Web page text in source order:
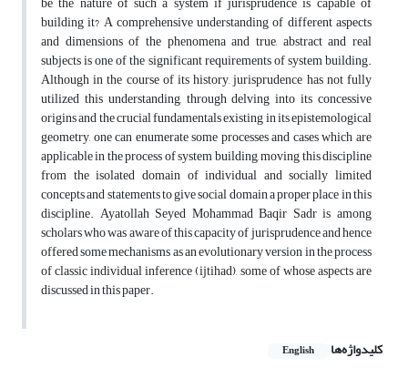
building it? A comprehensive understanding of different aspects
and dimensions of the phenomena and true, abstract and real
subjects is one of the significant requirements of system building.
Although in the course of its history, jurisprudence has not fully
utilized this understanding, through delving into its concessive
origins and the crucial fundamentals existing in its epistemological
geometry, one can enumerate some processes and cases which are
applicable in the process of system building, moving this discipline
from the isolated domain of individual and socially limited
concepts and statements to give social domain a proper place in this
discipline. Ayatollah Seyed Mohammad Baqir Sadr is among
scholars who was aware of this capacity of jurisprudence and hence
offered some mechanisms as an evolutionary version in the process
of classic individual inference (ijtihad), some of whose aspects are
discussed in this paper.
کلیدواژه‌ها English